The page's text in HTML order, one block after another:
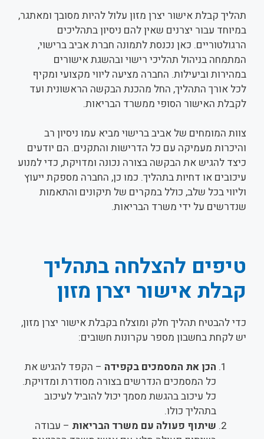
תהליך קבלת אישור יצרן מזון עלול להיות מסובך ומאתגר,
במיוחד עבור יצרנים שאין להם ניסיון בתהליכים
הרגולטוריים. כאן נכנסת לתמונה חברת אביב ברישוי,
המתמחה בניהול תהליכי רישוי ובהשגת אישורים
במהירות וביעילות. החברה מציעה ליווי מקצועי ומקיף
לכל אורך התהליך, החל מהכנת הבקשה הראשונית ועד
לקבלת האישור הסופי ממשרד הבריאות.
צוות המומחים של אביב ברישוי מביא עמו ניסיון רב
והיכרות מעמיקה עם כל הדרישות והתקנים. הם יודעים
כיצד להגיש את הבקשה בצורה נכונה ומדויקת, כדי למנוע
עיכובים או דחיות בתהליך. כמו כן, החברה מספקת ייעוץ
וליווי בכל שלב, כולל במקרים של תיקונים והתאמות
שנדרשים על ידי משרד הבריאות.
טיפים להצלחה בתהליך
קבלת אישור יצרן מזון
כדי להבטיח תהליך חלק ומוצלח בקבלת אישור יצרן מזון,
יש לקחת בחשבון מספר עקרונות חשובים:
הכן את המסמכים בקפידה – הקפד להגיש את
כל המסמכים הנדרשים בצורה מסודרת ומדויקת.
כל עיכוב בהגשת מסמך יכול להוביל לעיכוב
בתהליך כולו.
שיתוף פעולה עם משרד הבריאות – עבודה